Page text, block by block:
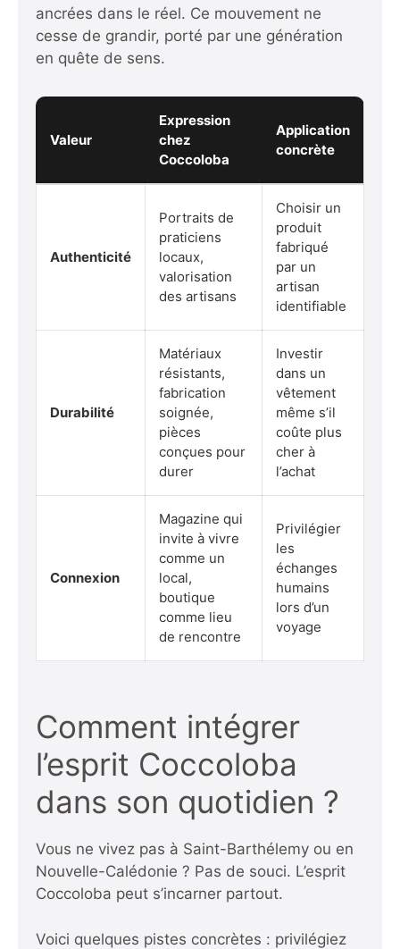
ancrées dans le réel. Ce mouvement ne
cesse de grandir, porté par une génération
en quête de sens.
Valeur
Expression
chez
Coccoloba
Application
concrète
Authenticité
Portraits de
praticiens
locaux,
valorisation
des artisans
Choisir un
produit
fabriqué
par un
artisan
identifiable
Durabilité
Matériaux
résistants,
fabrication
soignée,
pièces
conçues pour
durer
Investir
dans un
vêtement
même s’il
coûte plus
cher à
l’achat
Connexion
Magazine qui
invite à vivre
comme un
local,
boutique
comme lieu
de rencontre
Privilégier
les
échanges
humains
lors d’un
voyage
Comment intégrer
l’esprit Coccoloba
dans son quotidien ?
Vous ne vivez pas à Saint-Barthélemy ou en
Nouvelle-Calédonie ? Pas de souci. L’esprit
Coccoloba peut s’incarner partout.
Voici quelques pistes concrètes : privilégiez